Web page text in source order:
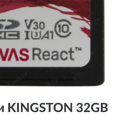
KINGSTON 32GB